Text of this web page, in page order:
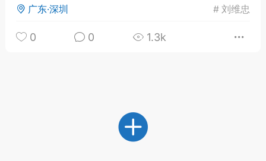
谷气行、营卫通：内经视角
下的脾胃调养要义
广东·深圳 #刘维忠
0 0 1.3k